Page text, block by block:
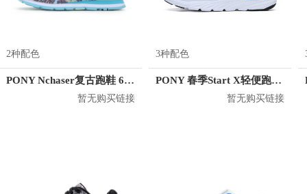
2种配色
PONY Nchaser复古跑鞋 62W1NC01
暂无购买链接
3种配色
PONY 春季Start X轻便跑鞋 71M1ST13
暂无购买链接